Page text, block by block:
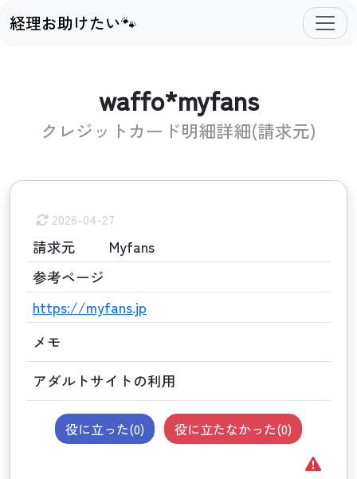
経理お助けたい🐾
waffo*myfans
クレジットカード明細詳細(請求元)
2026-04-27
請求元
Myfans
参考ページ
https://myfans.jp
メモ
アダルトサイトの利用
役に立った(0) 役に立たなかった(0)